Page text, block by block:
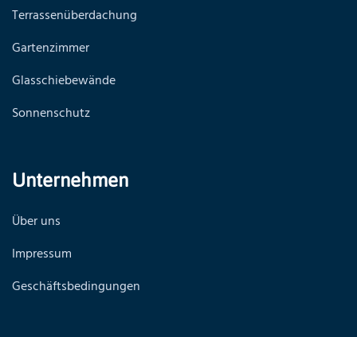
Terrassenüberdachung
Gartenzimmer
Glasschiebewände
Sonnenschutz
Unternehmen
Über uns
Impressum
Geschäftsbedingungen